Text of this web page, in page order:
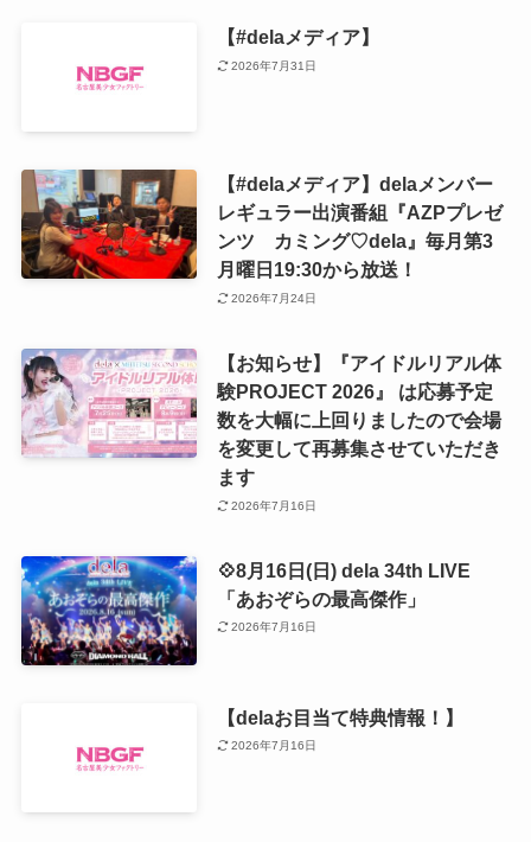
【#delaメディア】
2026年7月31日
【#delaメディア】delaメンバー
レギュラー出演番組『AZPプレゼ
ンツ カミング♡dela』毎月第3
月曜日19:30から放送！
2026年7月24日
【お知らせ】『アイドルリアル体
験PROJECT 2026』 は応募予定
数を大幅に上回りましたので会場
を変更して再募集させていただき
ます
2026年7月16日
💠8月16日(日) dela 34th LIVE
「あおぞらの最高傑作」
2026年7月16日
【delaお目当て特典情報！】
2026年7月16日